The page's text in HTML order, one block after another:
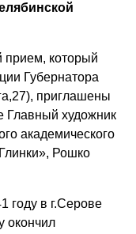
прием, который
Губернатора
приглашены
Главный художник
академического
Рошко
году в г.Серове
окончил